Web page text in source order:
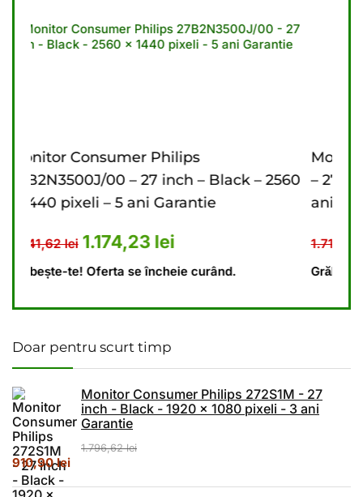
– 2560
1.341,62 lei.
este: 1.174,23 lei.
Monitor Consumer Philips
– 27 inch – Black – 2560 x 1440 pixeli –
ani Garantie
1.711,62lei Prețul inițial a fost:
1.523,62 Prețul
Grăbește-te! Oferta se încheie curând.
Doar pentru scurt timp
Monitor Consumer Philips 272S1M - 27
inch - Black - 1920 x 1080 pixeli - 3 ani
Garantie
1.796,62lei
Prețul inițial a fost: 1.796,62 lei.
910,90leiPrețul curent este: 910,90 lei.